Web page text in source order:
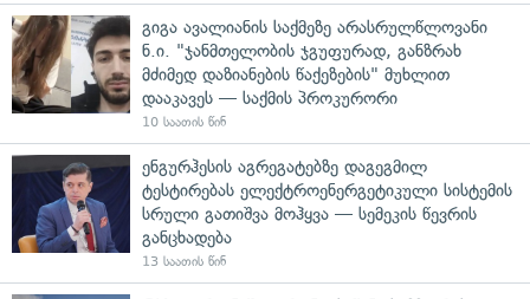
გიგა ავალიანის საქმეზე არასრულწლოვანი
ნ.ი. "ჯანმთელობის ჯგუფურად, განზრახ
მძიმედ დაზიანების წაქეზების" მუხლით
დააკავეს — საქმის პროკურორი
10 საათის წინ
ენგურჰესის აგრეგატებზე დაგეგმილ
ტესტირებას ელექტროენერგეტიკული სისტემის
სრული გათიშვა მოჰყვა — სემეკის წევრის
განცხადება
13 საათის წინ